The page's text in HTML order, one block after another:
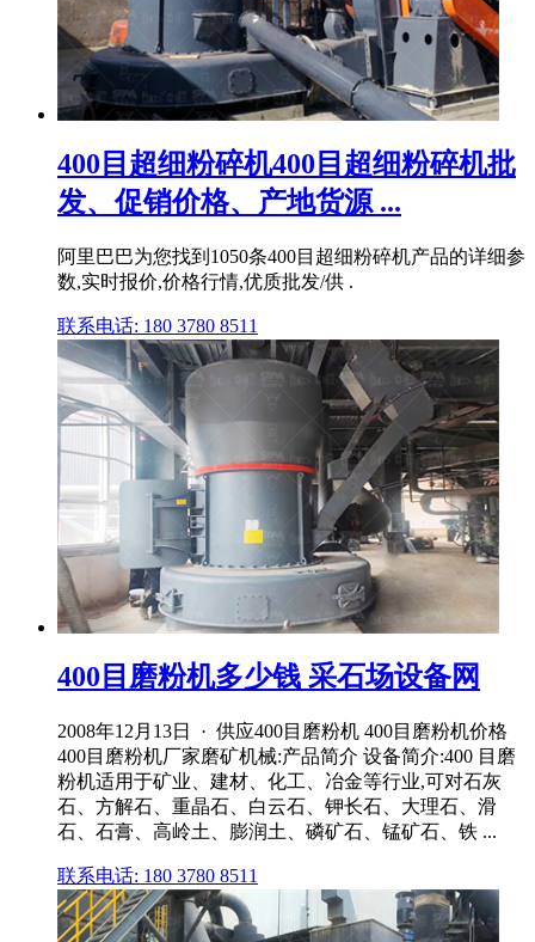
400目超细粉碎机400目超细粉碎机批
发、促销价格、产地货源 ...
阿里巴巴为您找到1050条400目超细粉碎机产品的详细参
数,实时报价,价格行情,优质批发/供 .
联系电话: 180 3780 8511
400目磨粉机多少钱 采石场设备网
2008年12月13日 · 供应400目磨粉机 400目磨粉机价格
400目磨粉机厂家磨矿机械:产品简介 设备简介:400 目磨
粉机适用于矿业、建材、化工、冶金等行业,可对石灰
石、方解石、重晶石、白云石、钾长石、大理石、滑
石、石膏、高岭土、膨润土、磷矿石、锰矿石、铁 ...
联系电话: 180 3780 8511